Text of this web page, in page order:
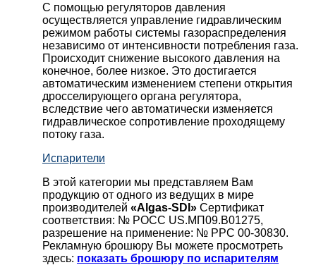
С помощью регуляторов давления
осуществляется управление гидравлическим
режимом работы системы газораспределения
независимо от интенсивности потребления газа.
Происходит снижение высокого давления на
конечное, более низкое. Это достигается
автоматическим изменением степени открытия
дросселирующего органа регулятора,
вследствие чего автоматически изменяется
гидравлическое сопротивление проходящему
потоку газа.
Испарители
В этой категории мы представляем Вам
продукцию от одного из ведущих в мире
производителей «Algas-SDI» Сертификат
соответствия: № РОСС US.МП09.В01275,
разрешение на применение: № РРС 00-30830.
Рекламную брошюру Вы можете просмотреть
здесь: показать брошюру по испарителям